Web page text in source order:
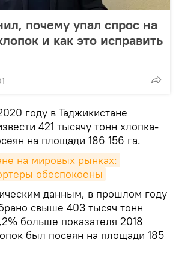
почему упал спрос на
и как это исправить
году в Таджикистане
421 тысячу тонн хлопка-
на площади 186 156 га.
на мировых рынках:
обеспокоены
данным, в прошлом году
свыше 403 тысяч тонн
больше показателя 2018
был посеян на площади 185